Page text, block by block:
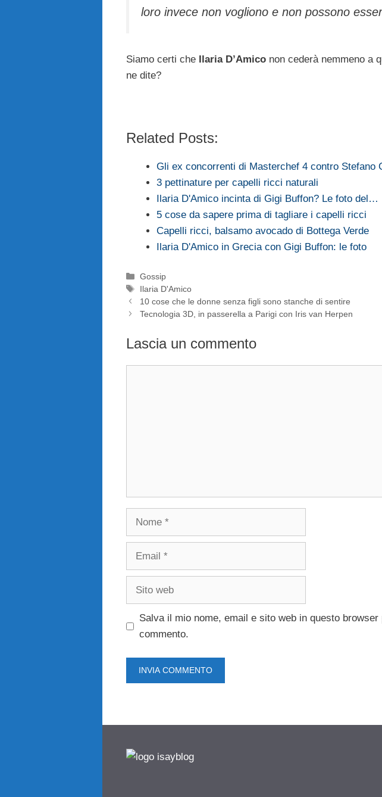
loro invece non vogliono e non possono
Siamo certi che Ilaria D’Amico non cederà nemmeno a
ne dite?
Related Posts:
Gli ex concorrenti di Masterchef 4 contro Stefano
3 pettinature per capelli ricci naturali
Ilaria D'Amico incinta di Gigi Buffon? Le foto del…
5 cose da sapere prima di tagliare i capelli ricci
Capelli ricci, balsamo avocado di Bottega Verde
Ilaria D'Amico in Grecia con Gigi Buffon: le foto
Categorie
Gossip
Tag
Ilaria D'Amico
10 cose che le donne senza figli sono stanche di sentire
Tecnologia 3D, in passerella a Parigi con Iris van Herpen
Lascia un commento
Nome
Email
Sito
Salva il mio nome, email e sito web in questo
commento.